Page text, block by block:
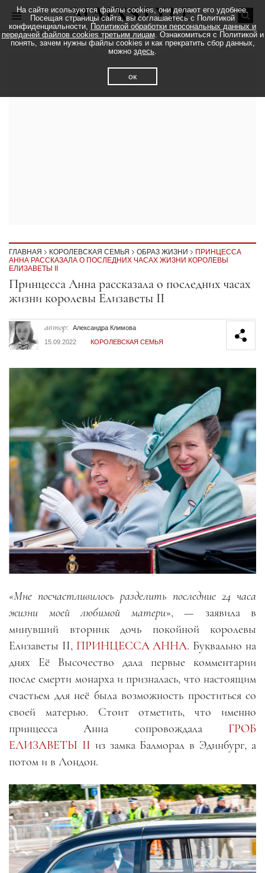
ГЛАВНАЯ КОРОЛЕВСКАЯ СЕМЬЯ ОБРАЗ ЖИЗНИ
ПРИНЦЕССА
АННА РАССКАЗАЛА О ПОСЛЕДНИХ ЧАСАХ ЖИЗНИ КОРОЛЕВЫ
ЕЛИЗАВЕТЫ II
Секция статей
Принцесса Анна рассказала о последних часах
жизни королевы Елизаветы II
автор: Александра Климова
15.09.2022
КОРОЛЕВСКАЯ СЕМЬЯ
«Мне посчастливилось разделить последние 24 часа
жизни моей любимой матери», — заявила в
минувший вторник дочь покойной королевы
Елизаветы II, ПРИНЦЕССА АННА. Буквально на
днях Её Высочество дала первые комментарии
после смерти монарха и призналась, что настоящим
счастьем для неё была возможность проститься со
своей матерью. Стоит отметить, что именно
принцесса Анна сопровождала ГРОБ
ЕЛИЗАВЕТЫ II из замка Балморал в Эдинбург, а
потом и в Лондон.
На сайте исользуются файлы cookies, они делают его удобнее.
Посещая страницы сайта, вы соглашаетесь с Политикой
конфиденциальности, Политикой обработки персональных данных и
передачей файлов cookies третьим лицам. Ознакомиться с Политикой и
понять, зачем нужны файлы cookies и как прекратить сбор данных,
можно здесь.
ок